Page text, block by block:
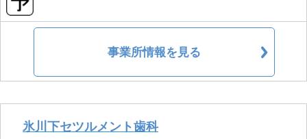
事業所情報を見る
氷川下セツルメント歯科